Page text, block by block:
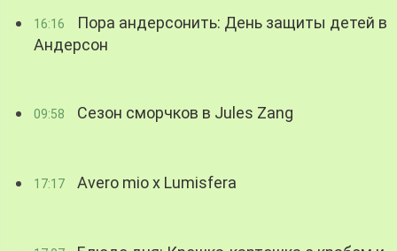
16:16
Пора андерсонить: День защиты детей в
Андерсон
09:58 Сезон сморчков в Jules Zang
17:17 Avero mio x Lumisfera